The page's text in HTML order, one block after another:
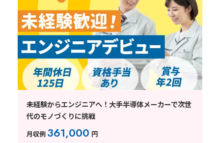
未経験からエンジニアへ！大手半導体メーカーで次世
代のモノづくりに挑戦
月収例 361,000 円